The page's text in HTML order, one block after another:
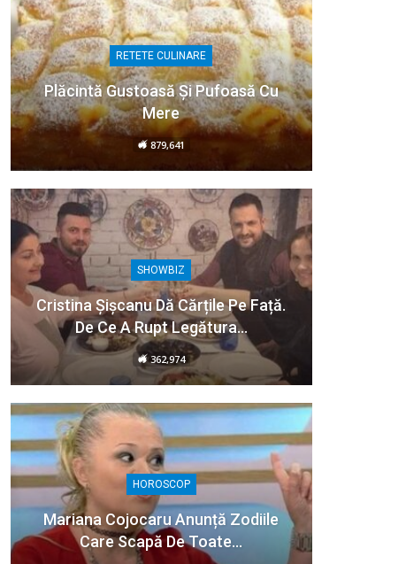
RETETE CULINARE
Plăcintă Gustoasă Și Pufoasă Cu
Mere
879,641
SHOWBIZ
Cristina Șișcanu Dă Cărțile Pe Față.
De Ce A Rupt Legătura…
362,974
HOROSCOP
Mariana Cojocaru Anunță Zodiile
Care Scapă De Toate…